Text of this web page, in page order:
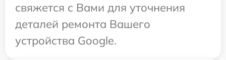
свяжется с Вами для уточнения
деталей ремонта Вашего
устройства Google.